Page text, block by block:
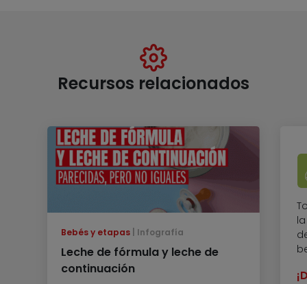
Recursos relacionados
Bebés y etapas Infografía
Leche de fórmula y leche de
continuación